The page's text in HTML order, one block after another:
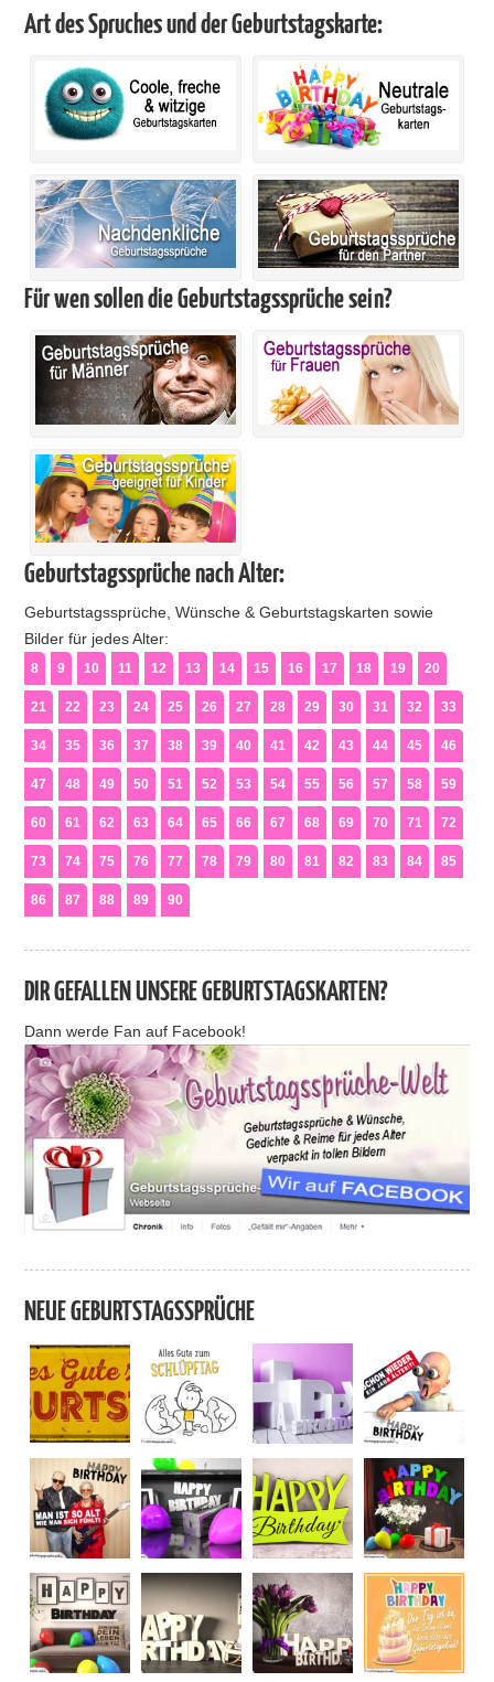
Art des Spruches und der Geburtstagskarte:
Für wen sollen die Geburtstagssprüche sein?
Geburtstagssprüche nach Alter:
Geburtstagssprüche, Wünsche & Geburtstagskarten sowie
Bilder für jedes Alter:
8 9 10 11 12 13 14 15 16 17 18 19 20
21 22 23 24 25 26 27 28 29 30 31 32 33
34 35 36 37 38 39 40 41 42 43 44 45 46
47 48 49 50 51 52 53 54 55 56 57 58 59
60 61 62 63 64 65 66 67 68 69 70 71 72
73 74 75 76 77 78 79 80 81 82 83 84 85
86 87 88 89 90
DIR GEFALLEN UNSERE GEBURTSTAGSKARTEN?
Dann werde Fan auf Facebook!
NEUE GEBURTSTAGSSPRÜCHE